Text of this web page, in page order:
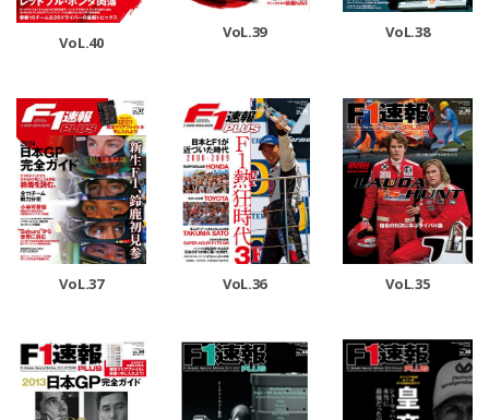
VoL.40
VoL.39 VoL.38
VoL.37 VoL.36 VoL.35